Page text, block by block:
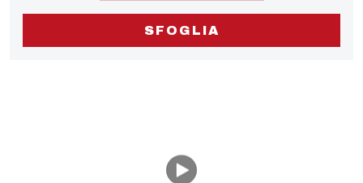
SFOGLIA